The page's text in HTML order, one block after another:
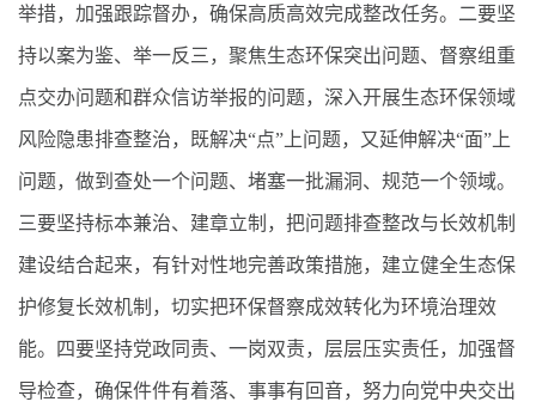
举措，加强跟踪督办，确保高质高效完成整改任务。二要坚
持以案为鉴、举一反三，聚焦生态环保突出问题、督察组重
点交办问题和群众信访举报的问题，深入开展生态环保领域
风险隐患排查整治，既解决“点”上问题，又延伸解决“面”上
问题，做到查处一个问题、堵塞一批漏洞、规范一个领域。
三要坚持标本兼治、建章立制，把问题排查整改与长效机制
建设结合起来，有针对性地完善政策措施，建立健全生态保
护修复长效机制，切实把环保督察成效转化为环境治理效
能。四要坚持党政同责、一岗双责，层层压实责任，加强督
导检查，确保件件有着落、事事有回音，努力向党中央交出